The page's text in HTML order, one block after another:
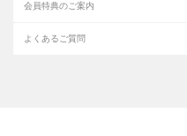
会員特典のご案内
よくあるご質問